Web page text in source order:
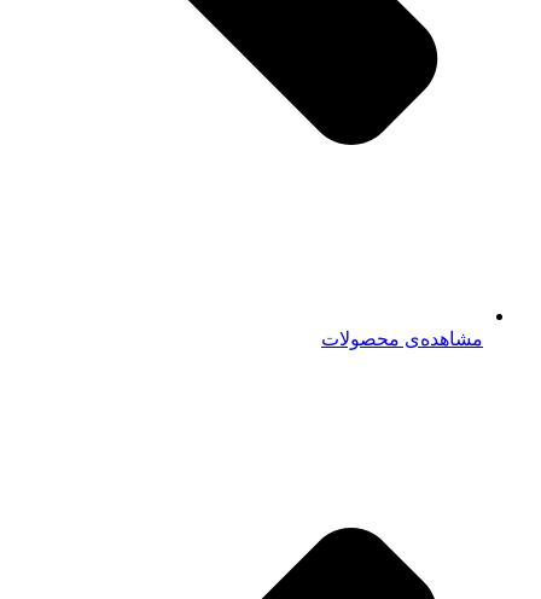
مشاهده‌ی محصولات